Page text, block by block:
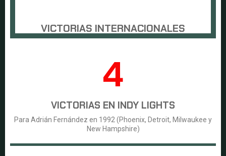
VICTORIAS INTERNACIONALES
4
VICTORIAS EN INDY LIGHTS
Para Adrián Fernández en 1992 (Phoenix, Detroit, Milwaukee y
New Hampshire)